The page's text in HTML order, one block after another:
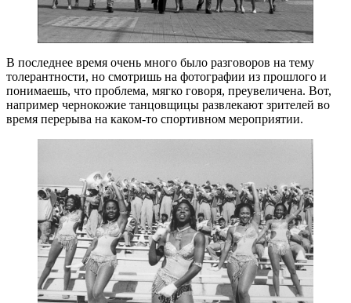
В последнее время очень много было разговоров на тему
толерантности, но смотришь на фотографии из прошлого и
понимаешь, что проблема, мягко говоря, преувеличена. Вот,
например чернокожие танцовщицы развлекают зрителей во
время перерыва на каком-то спортивном мероприятии.